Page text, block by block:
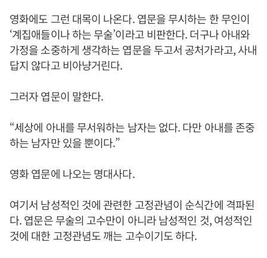
영화에도 그런 대목이 나온다. 엽문을 무시하는 한 무인이
‘계집애들이나 하는 무술’이라고 비판한다. 더구나 아내와
가정을 소중하게 생각하는 엽문을 두고서 공처가라고, 사내
답지 않다고 비아냥거린다.
그러자 엽문이 말한다.
“세상에 아내를 무서워하는 남자는 없다. 다만 아내를 존중
하는 남자만 있을 뿐이다.”
영화 엽문에 나오는 명대사다.
여기서 남성적인 것에 관련한 고정관념이 순식간에 격파된
다. 엽문은 무술의 고수만이 아니라 남성적인 것, 여성적인
것에 대한 고정관념도 깨는 고수이기도 하다.